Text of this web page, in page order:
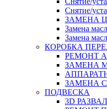
Cнятие/
ЗАМЕНА
Замена
Замена
КОРОБКА
РЕМОНТ
ЗАМЕНА
ЗАМЕНА
ПОДВЕСКА
3D